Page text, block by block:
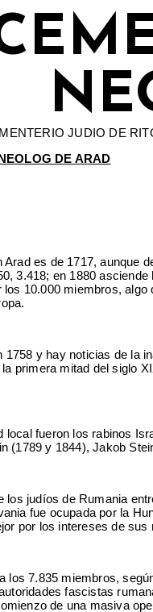
DE ARAD
es de 1717, aunque
3.418; en 1880
10.000 miembros,
y hay noticias de la
primera mitad del siglo
fueron los rabinos
(1789 y 1844), Jakob
los judíos de Rumania
fue ocupada por la
por los intereses de
los 7.835 miembros,
fascistas
de una masiva